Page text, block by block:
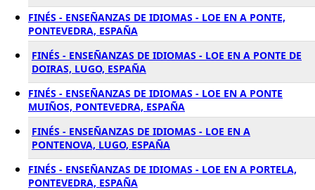
FINÉS - ENSEÑANZAS DE IDIOMAS - LOE EN A PONTE,
PONTEVEDRA, ESPAÑA
FINÉS - ENSEÑANZAS DE IDIOMAS - LOE EN A PONTE DE
DOIRAS, LUGO, ESPAÑA
FINÉS - ENSEÑANZAS DE IDIOMAS - LOE EN A PONTE
MUIÑOS, PONTEVEDRA, ESPAÑA
FINÉS - ENSEÑANZAS DE IDIOMAS - LOE EN A
PONTENOVA, LUGO, ESPAÑA
FINÉS - ENSEÑANZAS DE IDIOMAS - LOE EN A PORTELA,
PONTEVEDRA, ESPAÑA